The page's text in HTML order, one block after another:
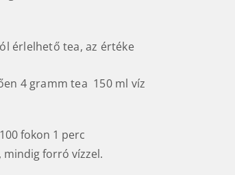
érlelhető tea, az értéke
4 gramm tea 150 ml víz
fokon 1 perc
mindig forró vízzel.